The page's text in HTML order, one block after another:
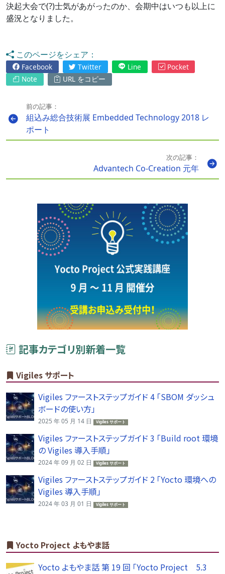
決起大会で(?)士気があがったのか、会期中はいつも以上に
盛況となりました。
このページをシェア：
Facebook Twitter Line
Pocket
Note
URL をコピー
前の記事：
組込み総合技術展 Embedded Technology 2018 レ
ポート
次の記事：
Advantech Co-Creation 元年
記事カテゴリ別新着一覧
Vigiles サポート
Vigiles ファーストステップガイド 4 「SBOM ダッシュ
ボードの使い方」
2025 年 05 月 14 日 Vigiles サポート
Vigiles ファーストステップガイド 3 「Build root 環境
の Vigiles 導入手順」
2024 年 09 月 02 日 Vigiles サポート
Vigiles ファーストステップガイド 2 「Yocto 環境への
Vigiles 導入手順」
2024 年 03 月 01 日 Vigiles サポート
Yocto Project よもやま話
Yocto よもやま話 第 19 回 「Yocto Project 5.3